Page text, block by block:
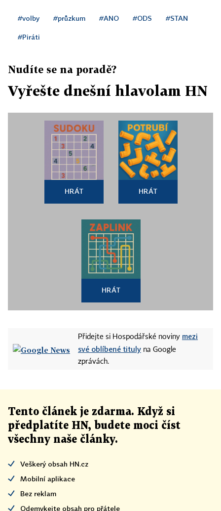
#volby #průzkum #ANO #ODS #STAN
#Piráti
Nudíte se na poradě?
Vyřešte dnešní hlavolam HN
HRÁT HRÁT
HRÁT
Přidejte si Hospodářské noviny mezi
své oblíbené tituly na Google
zprávách.
Tento článek je zdarma. Když si
předplatíte HN, budete moci číst
všechny naše články.
Veškerý obsah HN.cz
Mobilní aplikace
Bez reklam
Odemykejte obsah pro přátele